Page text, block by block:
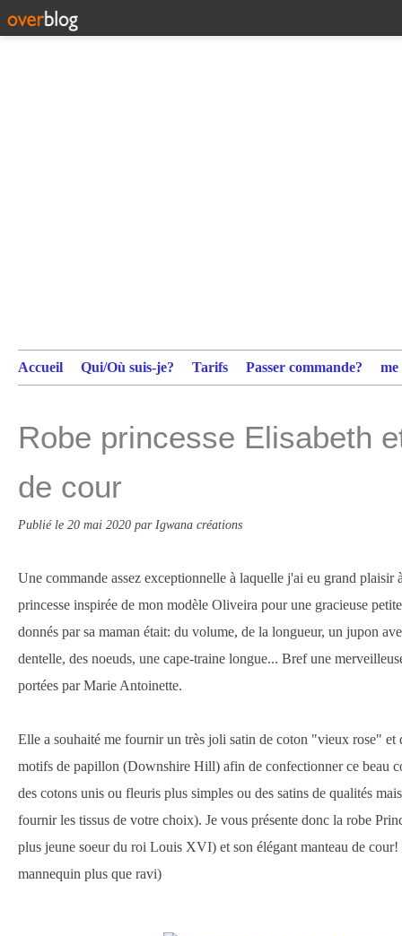
Accueil Qui/Où suis-je? Tarifs Passer commande?
Robe princesse Elisabeth
de cour
Publié le 20 mai 2020 par Igwana créations
Une commande assez exceptionnelle à laquelle j'ai eu grand plaisir
princesse inspirée de mon modèle Oliveira pour une gracieuse
donnés par sa maman était: du volume, de la longueur, un jupon
dentelle, des noeuds, une cape-traine longue... Bref une
portées par Marie Antoinette.
Elle a souhaité me fournir un très joli satin de coton "vieux rose"
motifs de papillon (Downshire Hill) afin de confectionner ce beau
des cotons unis ou fleuris plus simples ou des satins de qualités
fournir les tissus de votre choix). Je vous présente donc la robe
plus jeune soeur du roi Louis XVI) et son élégant manteau de
mannequin plus que ravi)